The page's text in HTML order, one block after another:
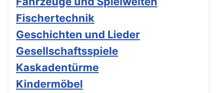
Fischertechnik
Geschichten und Lieder
Gesellschaftsspiele
Kaskadentürme
Kindermöbel